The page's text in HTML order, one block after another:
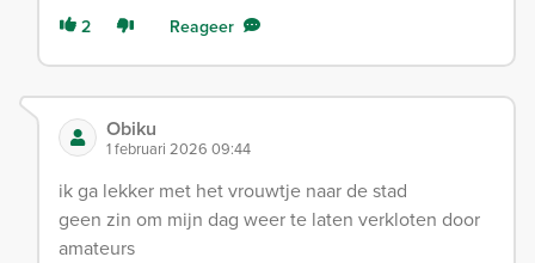
2 Reageer
Obiku
1 februari 2026 09:44
ik ga lekker met het vrouwtje naar de stad
geen zin om mijn dag weer te laten verkloten door
amateurs